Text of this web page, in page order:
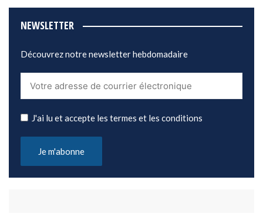
NEWSLETTER
Découvrez notre newsletter hebdomadaire
J'ai lu et accepte les termes et les conditions